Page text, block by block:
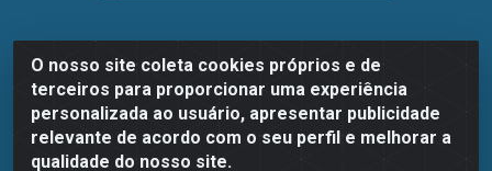
O nosso site coleta cookies próprios e de
terceiros para proporcionar uma experiência
personalizada ao usuário, apresentar publicidade
relevante de acordo com o seu perfil e melhorar a
qualidade do nosso site.
Dispan Distribuidora de Alimentos LTDA - Avenida
Marechal Mascarenhas De Moraes, 1048- Imbiribeira,
Recife/PE - CEP 51.170-000 - CNPJ 30.779.584/0003-78